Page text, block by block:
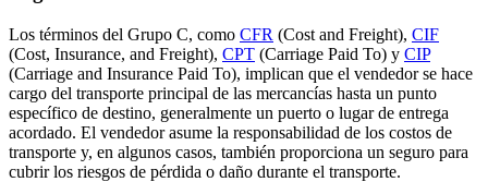
Los términos del Grupo C, como CFR (Cost and Freight), CIF
(Cost, Insurance, and Freight), CPT (Carriage Paid To) y CIP
(Carriage and Insurance Paid To), implican que el vendedor se hace
cargo del transporte principal de las mercancías hasta un punto
específico de destino, generalmente un puerto o lugar de entrega
acordado. El vendedor asume la responsabilidad de los costos de
transporte y, en algunos casos, también proporciona un seguro para
cubrir los riesgos de pérdida o daño durante el transporte.